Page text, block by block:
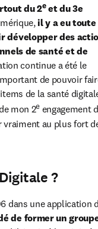
du 2e et du 3e
il y a eu toute
développer des
de santé et de
continue a été le
de pouvoir
de la santé
mon 2e engagement
vraiment au plus fort
?
dans une application
de former un